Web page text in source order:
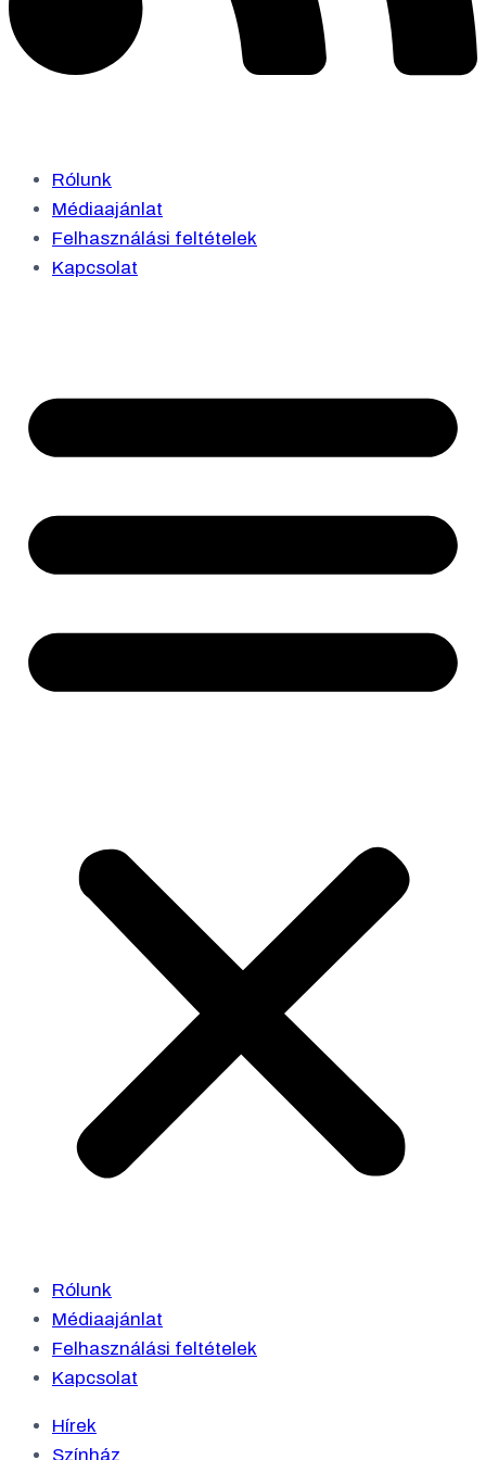
Rólunk
Médiaajánlat
Felhasználási feltételek
Kapcsolat
Rólunk
Médiaajánlat
Felhasználási feltételek
Kapcsolat
Hírek
Színház